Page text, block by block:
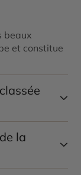
beaux
et constitue
la